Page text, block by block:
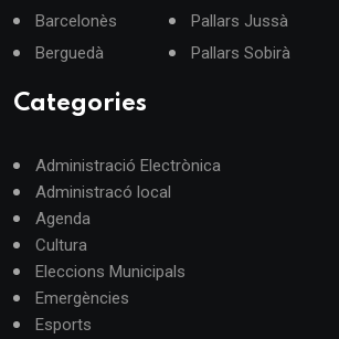
Barcelonès
Berguedà
Pallars Jussà
Pallars Sobirà
Categories
Administració Electrònica
Administracó local
Agenda
Cultura
Eleccions Municipals
Emergències
Esports